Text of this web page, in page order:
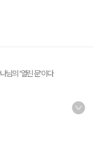
님의 '열린 문'이다